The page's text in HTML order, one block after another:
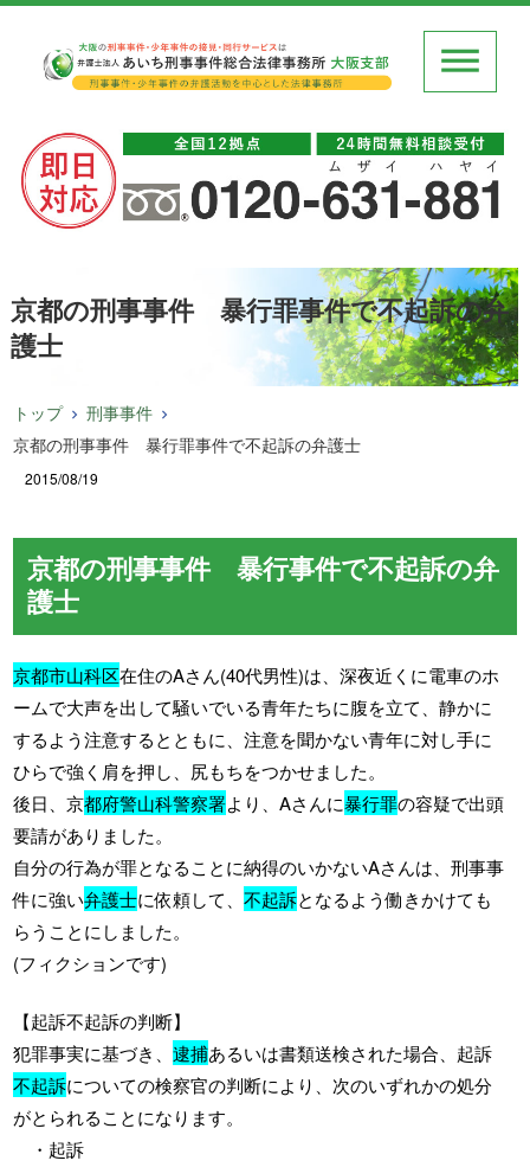
京都の刑事事件 暴行罪事件で不起訴の弁
護士
トップ
刑事事件
京都の刑事事件 暴行罪事件で不起訴の弁護士
2015/08/19
京都の刑事事件 暴行事件で不起訴の弁
護士
京都市山科区在住のAさん(40代男性)は、深夜近くに電車のホ
ームで大声を出して騒いでいる青年たちに腹を立て、静かに
するよう注意するとともに、注意を聞かない青年に対し手に
ひらで強く肩を押し、尻もちをつかせました。
後日、京都府警山科警察署より、Aさんに暴行罪の容疑で出頭
要請がありました。
自分の行為が罪となることに納得のいかないAさんは、刑事事
件に強い弁護士に依頼して、不起訴となるよう働きかけても
らうことにしました。
(フィクションです)
【起訴不起訴の判断】
犯罪事実に基づき、逮捕あるいは書類送検された場合、起訴
不起訴についての検察官の判断により、次のいずれかの処分
がとられることになります。
・起訴